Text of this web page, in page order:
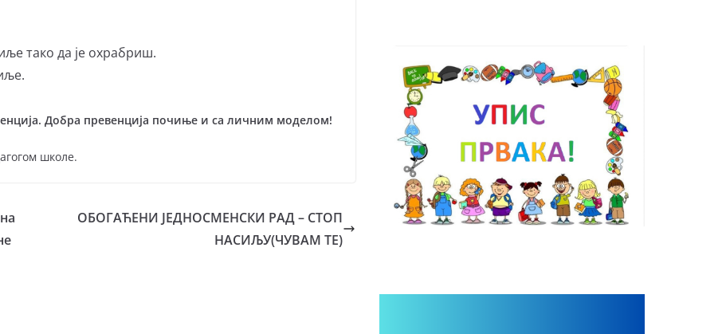
тако да је охрабриш.
Добра превенција почиње и са личним моделом!
школе.
ОБОГАЋЕНИ ЈЕДНОСМЕНСКИ РАД – СТОП
НАСИЉУ(ЧУВАМ ТЕ)